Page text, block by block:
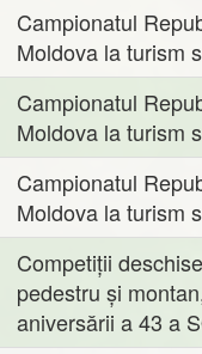
Campionatul
Moldova la turism
Campionatul
Moldova la turism
Campionatul
Moldova la turism
Competiții
pedestru și
aniversării a 43 a